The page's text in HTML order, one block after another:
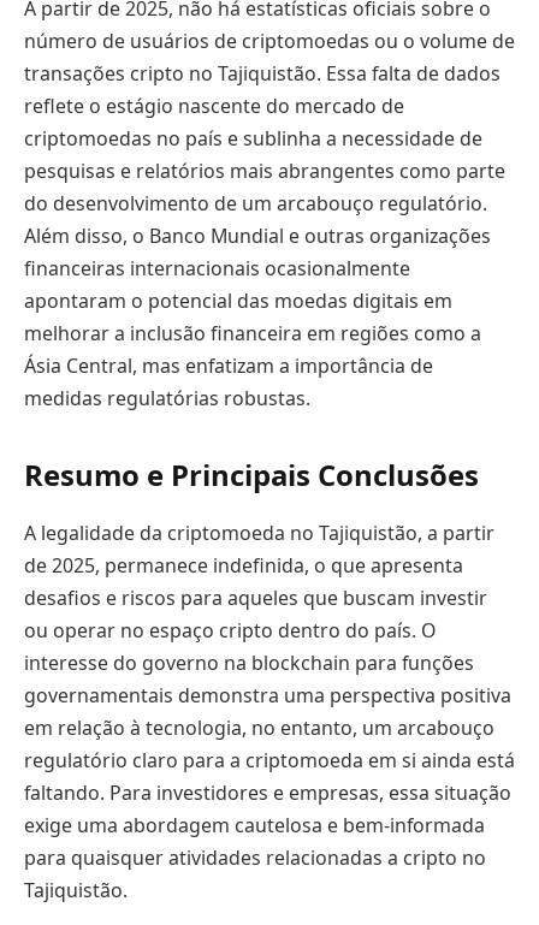
A partir de 2025, não há estatísticas oficiais sobre o
número de usuários de criptomoedas ou o volume de
transações cripto no Tajiquistão. Essa falta de dados
reflete o estágio nascente do mercado de
criptomoedas no país e sublinha a necessidade de
pesquisas e relatórios mais abrangentes como parte
do desenvolvimento de um arcabouço regulatório.
Além disso, o Banco Mundial e outras organizações
financeiras internacionais ocasionalmente
apontaram o potencial das moedas digitais em
melhorar a inclusão financeira em regiões como a
Ásia Central, mas enfatizam a importância de
medidas regulatórias robustas.
Resumo e Principais Conclusões
A legalidade da criptomoeda no Tajiquistão, a partir
de 2025, permanece indefinida, o que apresenta
desafios e riscos para aqueles que buscam investir
ou operar no espaço cripto dentro do país. O
interesse do governo na blockchain para funções
governamentais demonstra uma perspectiva positiva
em relação à tecnologia, no entanto, um arcabouço
regulatório claro para a criptomoeda em si ainda está
faltando. Para investidores e empresas, essa situação
exige uma abordagem cautelosa e bem-informada
para quaisquer atividades relacionadas a cripto no
Tajiquistão.